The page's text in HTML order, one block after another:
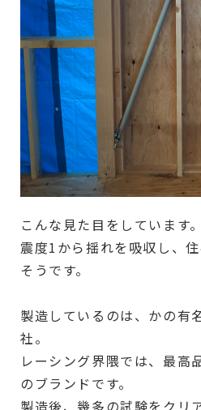
こんな見た目をしています。
震度1から揺れを吸収し、
そうです。
製造しているのは、かの有
社。
レーシング界隈では、最高
のブランドです。
製造後、幾多の試験をクリ